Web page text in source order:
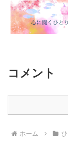
コメント
ホーム